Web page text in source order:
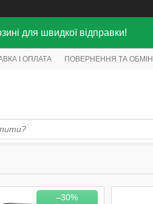
для швидкої відправки!
І ОПЛАТА ПОВЕРНЕННЯ ТА ОБМІН
–30%